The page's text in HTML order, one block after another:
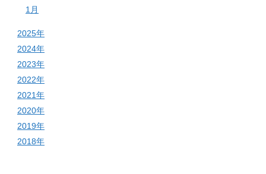
1月
2025年
2024年
2023年
2022年
2021年
2020年
2019年
2018年